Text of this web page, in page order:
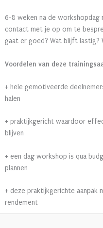
6-8 weken na de
contact met je op om te
gaat er goed? Wat blijft lastig?
Voordelen van deze
+ hele gemotiveerde
halen
+ praktijkgericht waardoor
blijven
+ een dag workshop is qua
plannen
+ deze praktijkgerichte
rendement